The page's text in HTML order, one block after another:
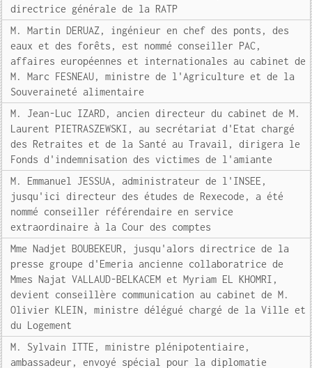
directrice générale de la RATP
M. Martin DERUAZ, ingénieur en chef des ponts, des
eaux et des forêts, est nommé conseiller PAC,
affaires européennes et internationales au cabinet de
M. Marc FESNEAU, ministre de l'Agriculture et de la
Souveraineté alimentaire
M. Jean-Luc IZARD, ancien directeur du cabinet de M.
Laurent PIETRASZEWSKI, au secrétariat d'Etat chargé
des Retraites et de la Santé au Travail, dirigera le
Fonds d'indemnisation des victimes de l'amiante
M. Emmanuel JESSUA, administrateur de l'INSEE,
jusqu'ici directeur des études de Rexecode, a été
nommé conseiller référendaire en service
extraordinaire à la Cour des comptes
Mme Nadjet BOUBEKEUR, jusqu'alors directrice de la
presse groupe d'Emeria ancienne collaboratrice de
Mmes Najat VALLAUD-BELKACEM et Myriam EL KHOMRI,
devient conseillère communication au cabinet de M.
Olivier KLEIN, ministre délégué chargé de la Ville et
du Logement
M. Sylvain ITTE, ministre plénipotentiaire,
ambassadeur, envoyé spécial pour la diplomatie